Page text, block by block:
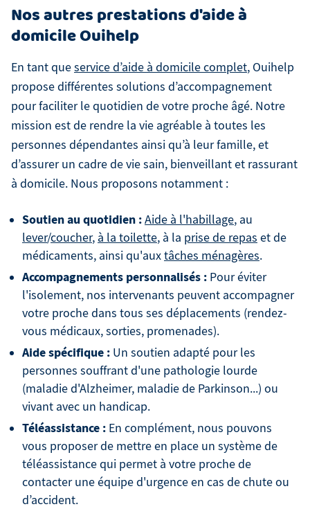
Nos autres prestations d'aide à
domicile Ouihelp
En tant queservice d’aide à domicile complet, Ouihelp
propose différentes solutions d’accompagnement
pour faciliter le quotidien de votre proche âgé. Notre
mission est de rendre la vie agréable à toutes les
personnes dépendantes ainsi qu’à leur famille, et
d’assurer un cadre de vie sain, bienveillant et rassurant
à domicile. Nous proposons notamment :
Soutien au quotidien :Aide à l'habillage, au
lever/coucher, à la toilette, à la prise de repas et de
médicaments, ainsi qu'auxtâches ménagères.
Accompagnements personnalisés : Pour éviter
l'isolement, nos intervenants peuvent accompagner
votre proche dans tous ses déplacements (rendez-
vous médicaux, sorties, promenades).
Aide spécifique : Un soutien adapté pour les
personnes souffrant d'une pathologie lourde
(maladie d'Alzheimer, maladie de Parkinson...) ou
vivant avec un handicap.
Téléassistance : En complément, nous pouvons
vous proposer de mettre en place un système de
téléassistance qui permet à votre proche de
contacter une équipe d'urgence en cas de chute ou
d’accident.